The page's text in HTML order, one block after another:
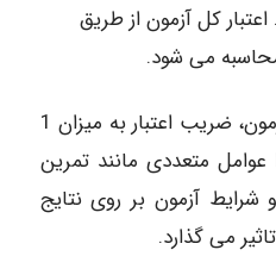
کل آزمون از طریق
می شود.
سوال: آیا در اجرای مجدد ازمون، ضریب اعتبار به میزان 1
متعددی مانند تمرین
آزمون بر روی نتایج
می گذارد.